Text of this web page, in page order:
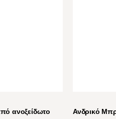
ανοξείδωτο
Ανδρικό